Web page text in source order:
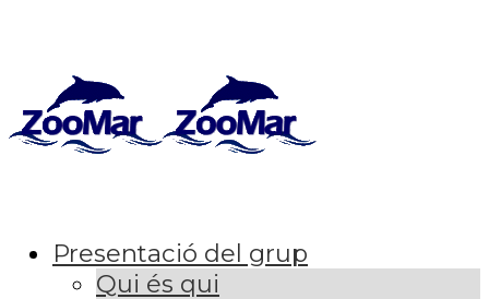
Presentació del grup
Qui és qui